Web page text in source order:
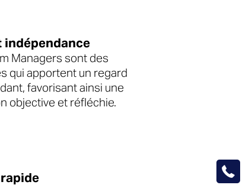
Managers sont des
qui apportent un regard
favorisant ainsi une
objective et réfléchie.